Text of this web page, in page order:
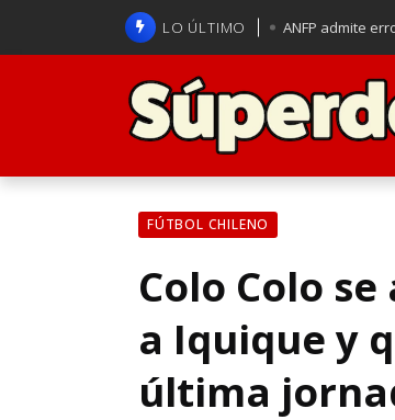
LO ÚLTIMO ANFP admite
La U se aferra a
Brasil anuncia
FÚTBOL CHILENO
Colo Colo
a Iquique y
última